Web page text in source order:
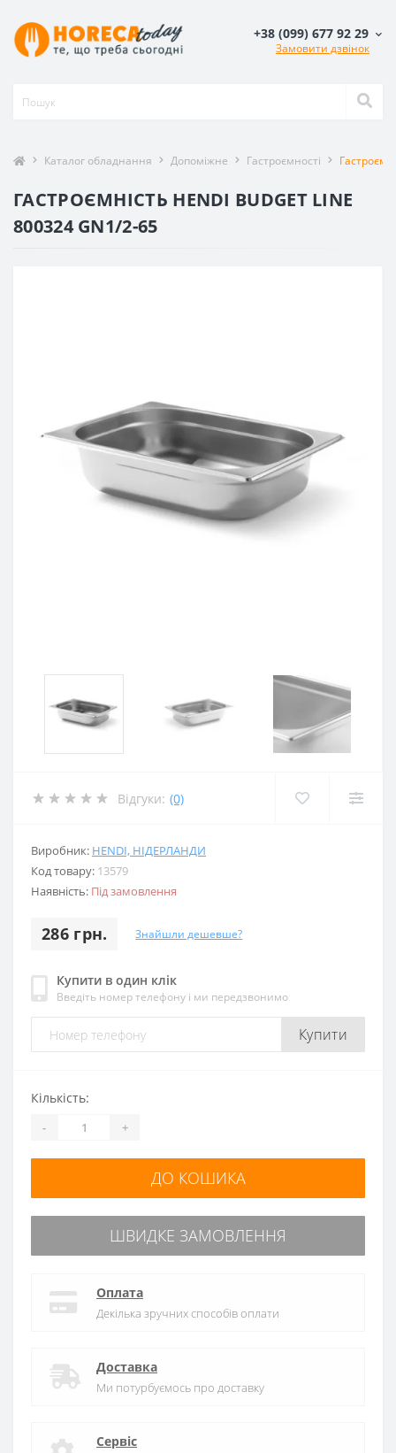
+38 (099) 677 92 29
Замовити дзвінок
Каталог обладнання Допоміжне Гастроємності
ГАСТРОЄМНІСТЬ HENDI BUDGET LINE
800324 GN1/2-65
Відгуки: (0)
Виробник: HENDI, НІДЕРЛАНДИ
Код товару: 13579
Наявність: Під замовлення
286 грн. Знайшли дешевше?
Купити в один клік
Введіть номер телефону і ми передзвонимо
Купити
Кількість:
- +
ДО КОШИКА
ШВИДКЕ ЗАМОВЛЕННЯ
Оплата
Декілька зручних способів оплати
Доставка
Ми потурбуємось про доставку
Сервіс